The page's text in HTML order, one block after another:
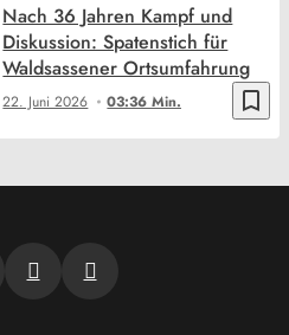
bookmark_border
22. Juni 2026 03:36 Min.
Nach 36 Jahren Kampf und
Diskussion: Spatenstich für
Waldsassener Ortsumfahrung